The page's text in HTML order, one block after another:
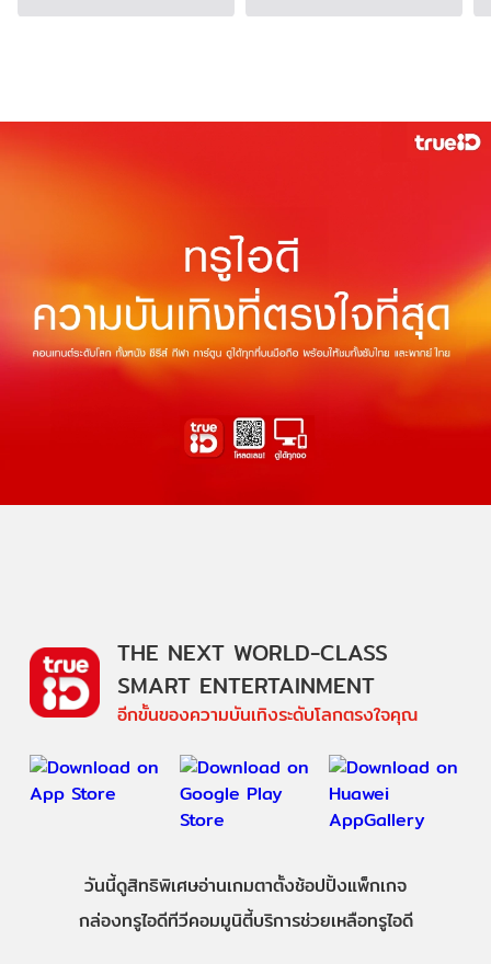
THE NEXT WORLD-CLASS
SMART ENTERTAINMENT
อีกขั้นของความบันเทิงระดับโลกตรงใจคุณ
วันนี้ดูสิทธิพิเศษอ่านเกมตาตั้งช้อปปิ้งแพ็กเกจ
กล่องทรูไอดีทีวีคอมมูนิตี้บริการช่วยเหลือทรูไอดี